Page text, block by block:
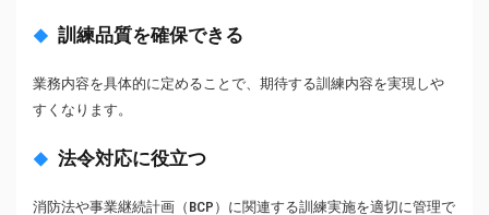
訓練品質を確保できる
業務内容を具体的に定めることで、期待する訓練内容を実現しや
すくなります。
法令対応に役立つ
消防法や事業継続計画（BCP）に関連する訓練実施を適切に管理で